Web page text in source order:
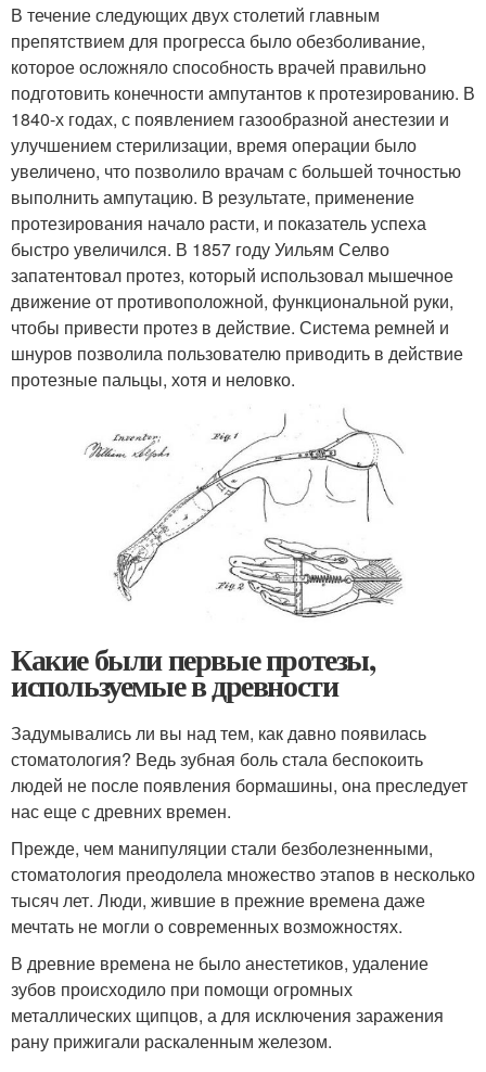
В течение следующих двух столетий главным
препятствием для прогресса было обезболивание,
которое осложняло способность врачей правильно
подготовить конечности ампутантов к протезированию. В
1840-х годах, с появлением газообразной анестезии и
улучшением стерилизации, время операции было
увеличено, что позволило врачам с большей точностью
выполнить ампутацию. В результате, применение
протезирования начало расти, и показатель успеха
быстро увеличился. В 1857 году Уильям Селво
запатентовал протез, который использовал мышечное
движение от противоположной, функциональной руки,
чтобы привести протез в действие. Система ремней и
шнуров позволила пользователю приводить в действие
протезные пальцы, хотя и неловко.
Какие были первые протезы,
используемые в древности
Задумывались ли вы над тем, как давно появилась
стоматология? Ведь зубная боль стала беспокоить
людей не после появления бормашины, она преследует
нас еще с древних времен.
Прежде, чем манипуляции стали безболезненными,
стоматология преодолела множество этапов в несколько
тысяч лет. Люди, жившие в прежние времена даже
мечтать не могли о современных возможностях.
В древние времена не было анестетиков, удаление
зубов происходило при помощи огромных
металлических щипцов, а для исключения заражения
рану прижигали раскаленным железом.